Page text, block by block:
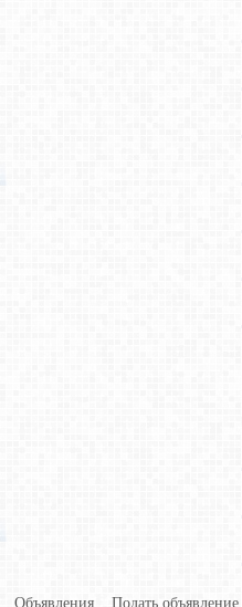
Объявления Подать объявление